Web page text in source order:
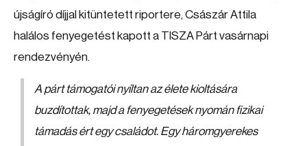
újságíró díjjal kitüntetett riportere, Császár Attila
halálos fenyegetést kapott a TISZA Párt vasárnapi
rendezvényén.
A párt támogatói nyíltan az élete kioltására
buzdítottak, majd a fenyegetések nyomán fizikai
támadás ért egy családot. Egy háromgyerekes